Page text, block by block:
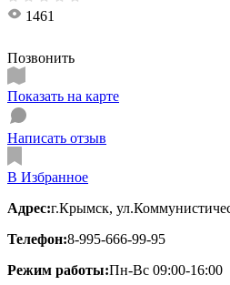
1461
Позвонить
Показать на карте
Написать отзыв
В Избранное
Адрес:г.Крымск,
Телефон:8-995-666-99-95
Режим работы:Пн-Вс 09:00-16:00